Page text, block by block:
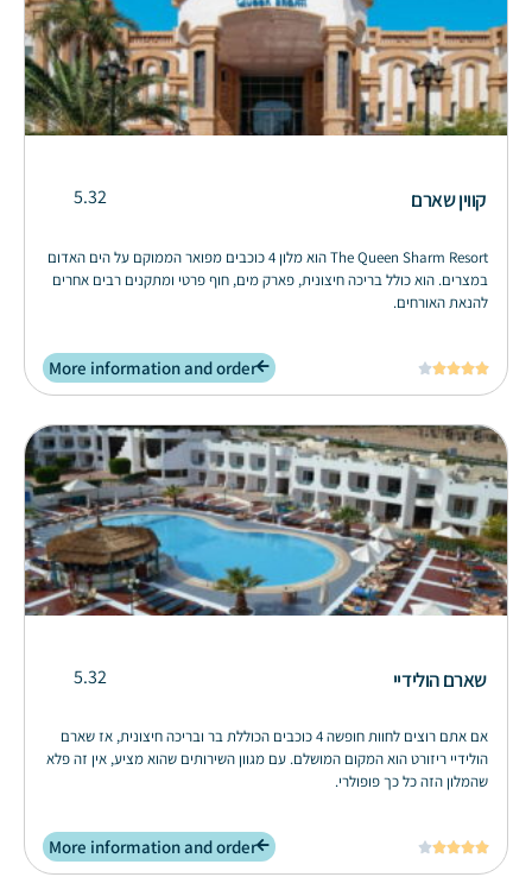
קווין שארם 5.32
The Queen Sharm Resort הוא מלון 4 כוכבים מפואר הממוקם על הים האדום
במצרים. הוא כולל בריכה חיצונית, פארק מים, חוף פרטי ומתקנים רבים אחרים
להנאת האורחים.





More information and order
שארם הולידיי 5.32
אם אתם רוצים לחוות חופשה 4 כוכבים הכוללת בר ובריכה חיצונית, אז שארם
הולידיי ריזורט הוא המקום המושלם. עם מגוון השירותים שהוא מציע, אין זה פלא
שהמלון הזה כל כך פופולרי.





More information and order